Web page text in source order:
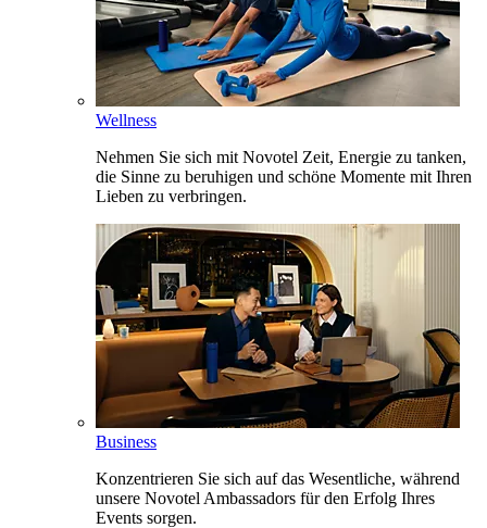
Wellness
Nehmen Sie sich mit Novotel Zeit, Energie zu tanken,
die Sinne zu beruhigen und schöne Momente mit Ihren
Lieben zu verbringen.
Business
Konzentrieren Sie sich auf das Wesentliche, während
unsere Novotel Ambassadors für den Erfolg Ihres
Events sorgen.